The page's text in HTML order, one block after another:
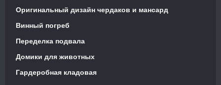
Оригинальный дизайн чердаков и мансард
Винный погреб
Переделка подвала
Домики для животных
Гардеробная кладовая